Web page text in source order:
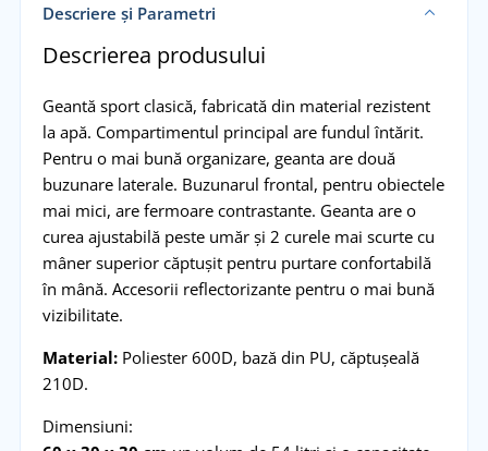
Descriere și Parametri
Descrierea produsului
Geantă sport clasică, fabricată din material rezistent
la apă. Compartimentul principal are fundul întărit.
Pentru o mai bună organizare, geanta are două
buzunare laterale. Buzunarul frontal, pentru obiectele
mai mici, are fermoare contrastante. Geanta are o
curea ajustabilă peste umăr și 2 curele mai scurte cu
mâner superior căptușit pentru purtare confortabilă
în mână. Accesorii reflectorizante pentru o mai bună
vizibilitate.
Material:Poliester 600D, bază din PU, căptușeală
210D.
Dimensiuni: